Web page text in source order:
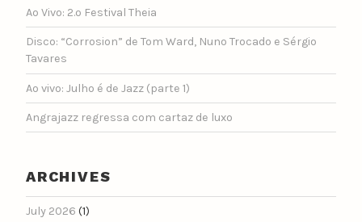
Ao Vivo: 2.º Festival Theia
Disco: “Corrosion” de Tom Ward, Nuno Trocado e Sérgio
Tavares
Ao vivo: Julho é de Jazz (parte 1)
Angrajazz regressa com cartaz de luxo
ARCHIVES
July 2026 (1)